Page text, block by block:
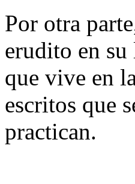
Por otra
erudito en
que vive en
escritos que
practican.